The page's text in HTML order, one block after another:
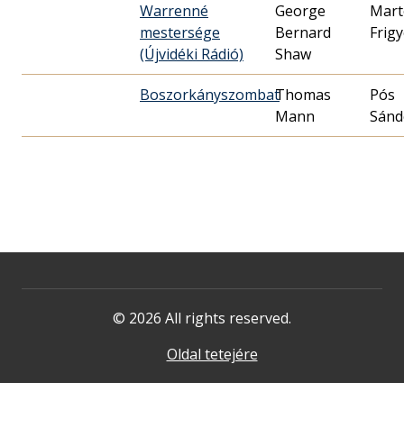
Warrenné
mestersége
(Újvidéki Rádió)
George
Bernard
Shaw
BoszorkányszombatThomas
Mann
Pós
© 2026 All rights reserved.
Oldal tetejére